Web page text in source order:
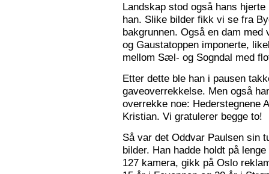
Landskap stod også hans
han. Slike bilder fikk vi se fra
bakgrunnen. Også en dam
og Gaustatoppen imponerte,
mellom Sæl- og Sogndal med
Etter dette ble han i pausen
gaveoverrekkelse. Men også
overrekke noe: Hederstegnene
Kristian. Vi gratulerer begge to!
Så var det Oddvar Paulsen sin
bilder. Han hadde holdt på
127 kamera, gikk på Oslo